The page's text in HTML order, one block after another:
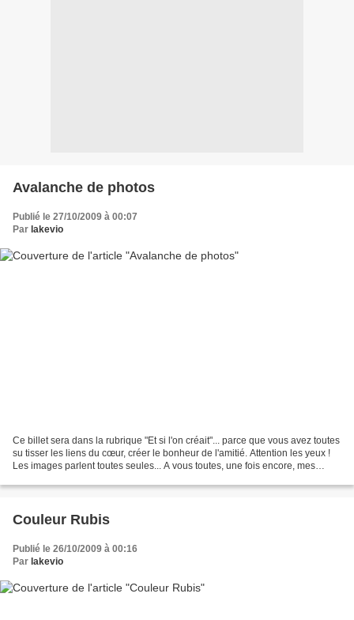
Avalanche de photos
Publié le 27/10/2009 à 00:07
Par lakevio
Ce billet sera dans la rubrique "Et si l'on créait"... parce que vous avez toutes
su tisser les liens du cœur, créer le bonheur de l'amitié. Attention les yeux !
Les images parlent toutes seules... A vous toutes, une fois encore, mes
Couleur Rubis
Publié le 26/10/2009 à 00:16
Par lakevio